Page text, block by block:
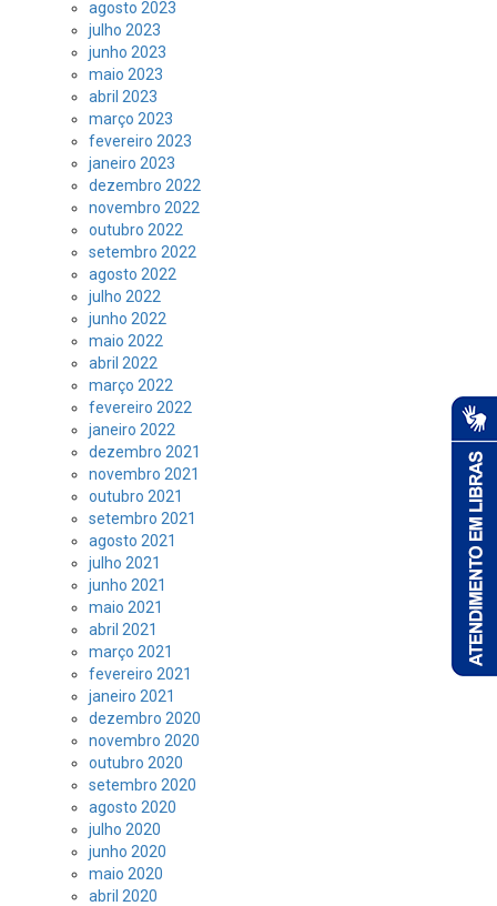
agosto 2023
julho 2023
junho 2023
maio 2023
abril 2023
março 2023
fevereiro 2023
janeiro 2023
dezembro 2022
novembro 2022
outubro 2022
setembro 2022
agosto 2022
julho 2022
junho 2022
maio 2022
abril 2022
março 2022
fevereiro 2022
janeiro 2022
dezembro 2021
novembro 2021
outubro 2021
setembro 2021
agosto 2021
julho 2021
junho 2021
maio 2021
abril 2021
março 2021
fevereiro 2021
janeiro 2021
dezembro 2020
novembro 2020
outubro 2020
setembro 2020
agosto 2020
julho 2020
junho 2020
maio 2020
abril 2020